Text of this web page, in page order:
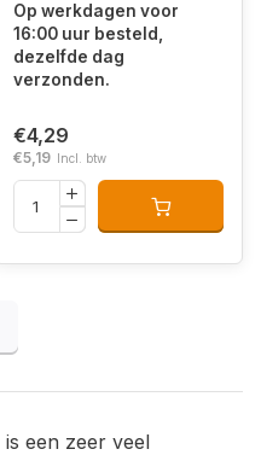
Op werkdagen voor
16:00 uur besteld,
dezelfde dag
verzonden.
€4,29
€5,19 Incl. btw
is een zeer veel